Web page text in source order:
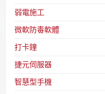
弱電施工
微軟防毒軟體
打卡鐘
捷元伺服器
智慧型手機